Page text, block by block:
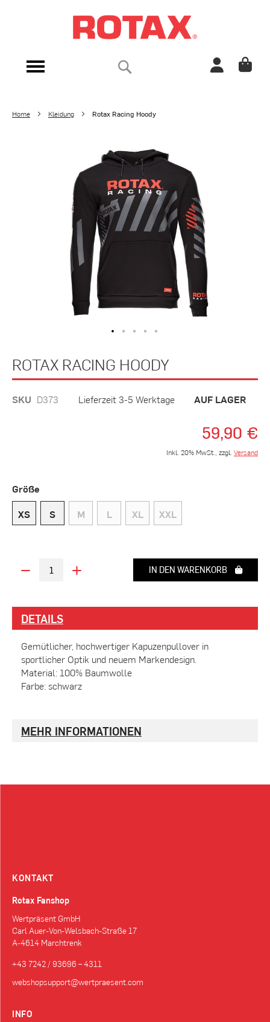
Navigation
Home Kleidung Rotax Racing Hoody
ROTAX RACING HOODY
AUF LAGER
Lieferzeit 3-5 Werktage
SKU D373
59,90 €
Inkl. 20% MwSt., zzgl. Versand
Größe
XS
S M L XL XXL
IN DEN WARENKORB
Anfang
der
springen
DETAILS
Gemütlicher, hochwertiger Kapuzenpullover in
sportlicher Optik und neuem Markendesign.
Material: 100% Baumwolle
Farbe: schwarz
MEHR INFORMATIONEN
KONTAKT
Rotax Fanshop
Wertpräsent GmbH
Carl Auer-Von-Welsbach-Straße 17
A-4614 Marchtrenk
+43 7242 / 93696 – 4311
webshopsupport@wertpraesent.com
INFO